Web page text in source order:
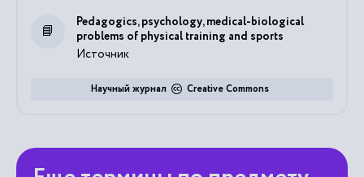
Источник
Pedagogics, psychology, medical-biological
problems of physical training and sports
Creative Commons
Научный журнал